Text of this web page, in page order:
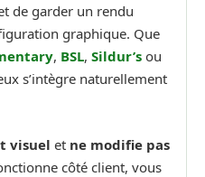
de garder un rendu
graphique. Que
, BSL, Sildur’s ou
s’intègre naturellement
visuel et ne modifie pas
côté client, vous